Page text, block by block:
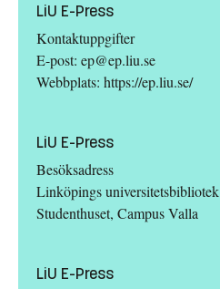
LiU E-Press
Kontaktuppgifter
E-post: ep@ep.liu.se
Webbplats: https://ep.liu.se/
LiU E-Press
Besöksadress
Linköpings universitetsbibliotek
Studenthuset, Campus Valla
LiU E-Press